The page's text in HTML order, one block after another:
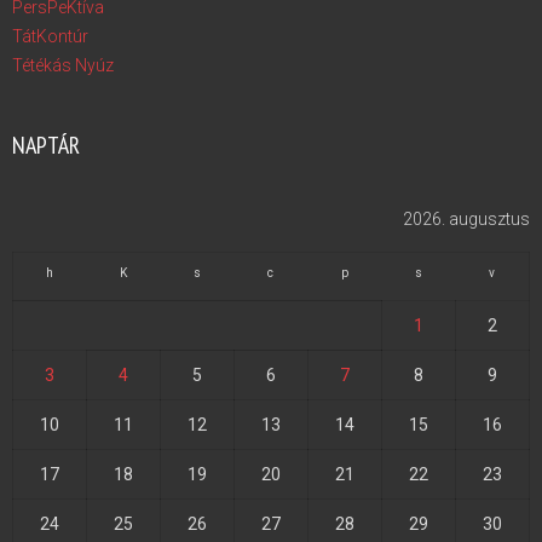
PersPeKtíva
TátKontúr
Tétékás Nyúz
NAPTÁR
2026. augusztus
h K s c p s v
1 2
3 4 5 6 7 8 9
10 11 12 13 14 15 16
17 18 19 20 21 22 23
24 25 26 27 28 29 30